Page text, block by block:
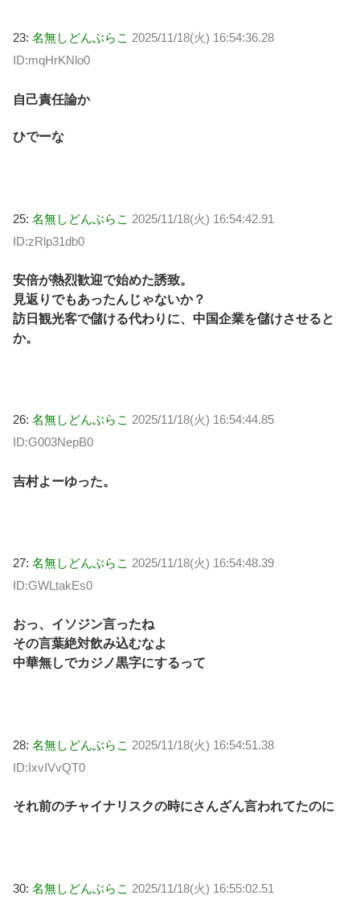
23: 名無しどんぶらこ 2025/11/18(火) 16:54:36.28
ID:mqHrKNlo0
自己責任論か
ひでーな
25: 名無しどんぶらこ 2025/11/18(火) 16:54:42.91
ID:zRlp31db0
安倍が熱烈歓迎で始めた誘致。
見返りでもあったんじゃないか？
訪日観光客で儲ける代わりに、中国企業を儲けさせると
か。
26: 名無しどんぶらこ 2025/11/18(火) 16:54:44.85
ID:G003NepB0
吉村よーゆった。
27: 名無しどんぶらこ 2025/11/18(火) 16:54:48.39
ID:GWLtakEs0
おっ、イソジン言ったね
その言葉絶対飲み込むなよ
中華無しでカジノ黒字にするって
28: 名無しどんぶらこ 2025/11/18(火) 16:54:51.38
ID:IxvIVvQT0
それ前のチャイナリスクの時にさんざん言われてたのに
30: 名無しどんぶらこ 2025/11/18(火) 16:55:02.51